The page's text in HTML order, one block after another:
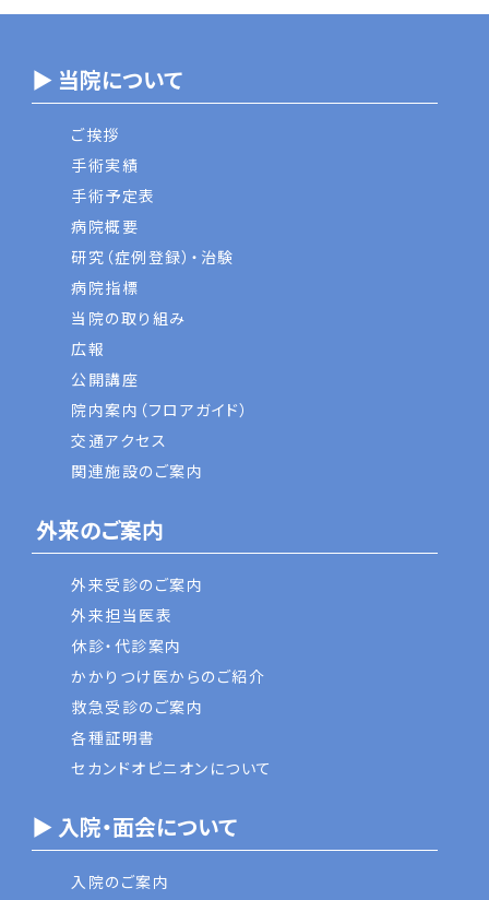
▶ 当院について
ご挨拶
手術実績
手術予定表
病院概要
研究（症例登録）・治験
病院指標
当院の取り組み
広報
公開講座
院内案内（フロアガイド）
交通アクセス
関連施設のご案内
外来のご案内
外来受診のご案内
外来担当医表
休診・代診案内
かかりつけ医からのご紹介
救急受診のご案内
各種証明書
セカンドオピニオンについて
▶ 入院・面会について
入院のご案内